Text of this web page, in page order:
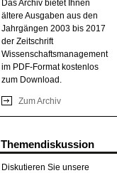
Das Archiv bietet Ihnen
ältere Ausgaben aus den
Jahrgängen 2003 bis 2017
der Zeitschrift
Wissenschaftsmanagement
im PDF-Format kostenlos
zum Download.
Zum Archiv
Themendiskussion
Diskutieren Sie unsere